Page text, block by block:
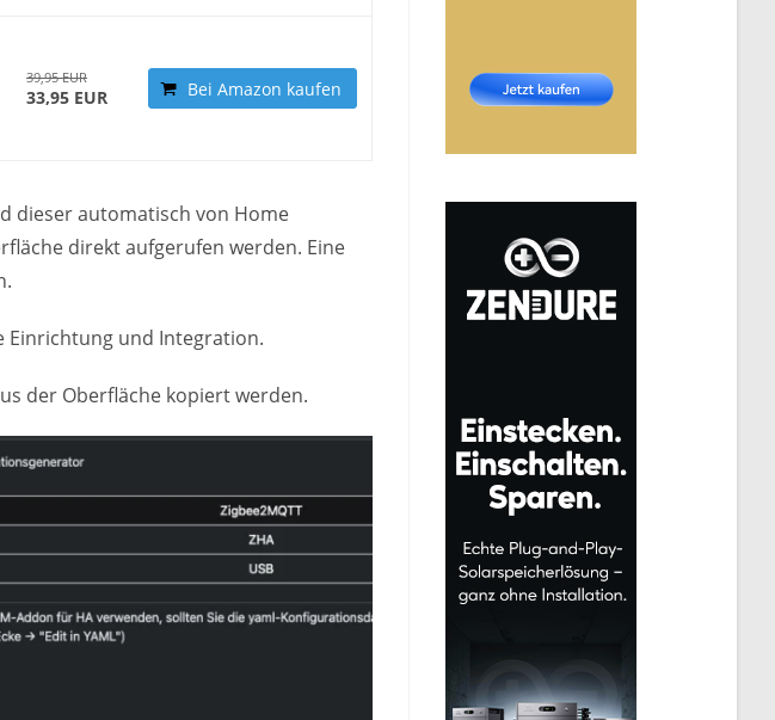
39,95 EUR
33,95 EUR Bei Amazon kaufen
dieser automatisch von Home
direkt aufgerufen werden. Eine
Einrichtung und Integration.
der Oberfläche kopiert werden.